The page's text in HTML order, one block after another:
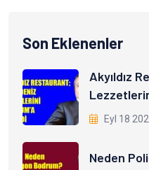
Son Eklenenler
Akyıldız
Eyl 18
Neden